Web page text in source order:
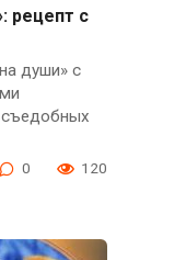
рецепт с
души» с
съедобных
0 120